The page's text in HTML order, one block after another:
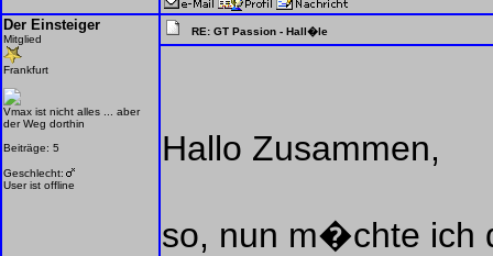
Der Einsteiger
Mitglied
Frankfurt
Vmax ist nicht alles ... aber
der Weg dorthin
Beiträge: 5
Geschlecht:
User ist offline
RE: GT Passion - Hall�le
Hallo Zusammen,
so, nun m�chte ich